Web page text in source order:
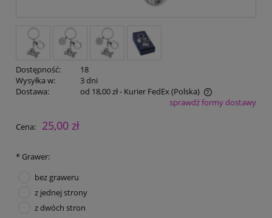
Dostępność:
18
Wysyłka w:
3 dni
Dostawa:
od 18,00 zł- Kurier FedEx(Polska)
Cena nie zawiera ewentualnych kosztów płatnościsprawdź formy dostawy
Cena: 25,00 zł
* Grawer:
bez graweru
z jednej strony
z dwóch stron